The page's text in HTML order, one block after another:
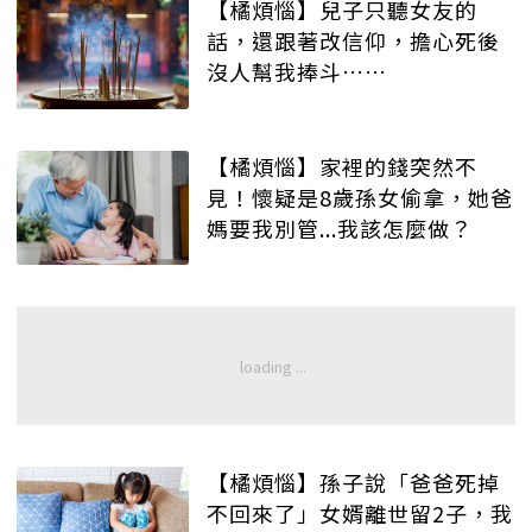
【橘煩惱】兒子只聽女友的
話，還跟著改信仰，擔心死後
沒人幫我捧斗……
【橘煩惱】家裡的錢突然不
見！懷疑是8歲孫女偷拿，她爸
媽要我別管...我該怎麼做？
【橘煩惱】孫子說「爸爸死掉
不回來了」女婿離世留2子，我